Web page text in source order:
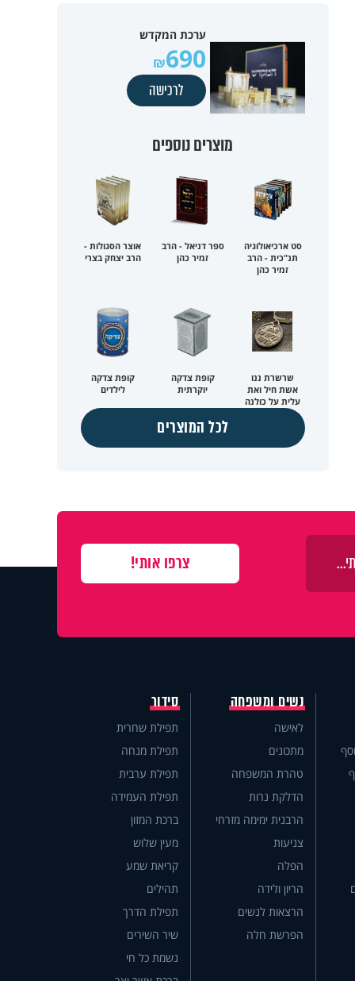
ערכת המקדש
690
לרכישה
מוצרים נוספים
סט ארכיאולוגיה
תנ"כית - הרב
זמיר כהן
ספר דניאל - הרב
זמיר כהן
אוצר הסגולות -
הרב יצחק בצרי
שרשרת ננו
אשת חיל ואת
עלית על כולנה
קופת צדקה
יוקרתית
קופת צדקה
לילדים
לכל המוצרים
נשים ומשפחה
לאישה
מתכונים
טהרת המשפחה
הדלקת נרות
הרבנית ימימה מזרחי
צניעות
הפלה
הריון ולידה
הרצאות לנשים
הפרשת חלה
סידור
תפילת שחרית
תפילת מנחה
תפילת ערבית
תפילת העמידה
ברכת המזון
מעין שלוש
קריאת שמע
תהילים
תפילת הדרך
שיר השירים
נשמת כל חי